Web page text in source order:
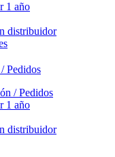
1 año
distribuidor
Pedidos
/ Pedidos
1 año
distribuidor